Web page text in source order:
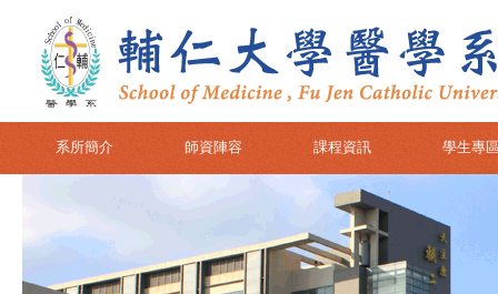
系所簡介 師資陣容 課程資訊 學生專